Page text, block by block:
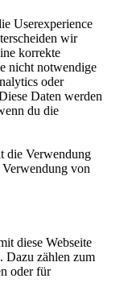
Userexperience
wir
korrekte
nicht notwendige
oder
Daten werden
du die
die Verwendung
von
diese Webseite
Dazu zählen zum
oder für